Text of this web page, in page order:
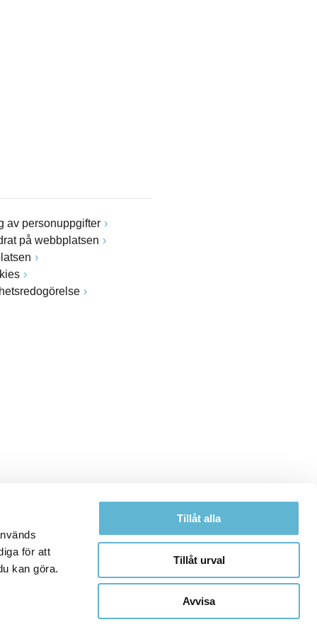
för att
kan göra.
Tillåt alla
Tillåt urval
Avvisa
av personuppgifter
på webbplatsen